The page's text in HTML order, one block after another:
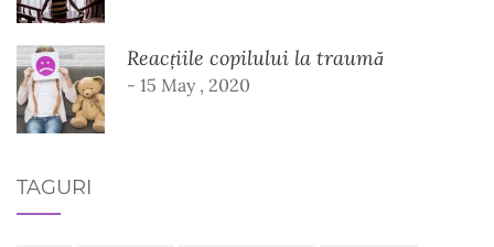
Reacțiile copilului la traumă
- 15 May , 2020
TAGURI